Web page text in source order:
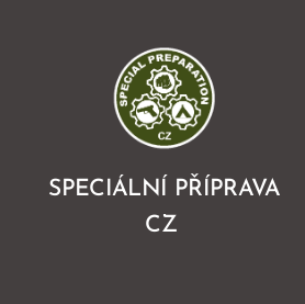
SPECIÁLNÍ PŘÍPRAVA
CZ